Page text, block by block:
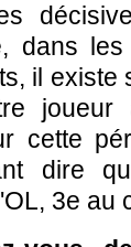
dans
il existe
cette
dire
3e au